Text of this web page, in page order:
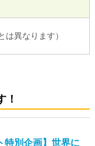
異なります）
！
特別企画】世界に